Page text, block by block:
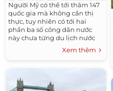
Người Mỹ có thể tới thăm 147
quốc gia mà không cần thị
thực, tuy nhiên có tới hai
phần ba số công dân nước
này chưa từng du lịch nước
Xem thêm